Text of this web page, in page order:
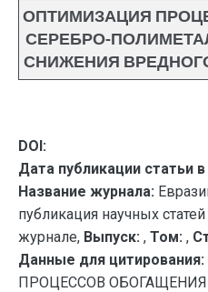
ОПТИМИЗАЦИЯ
СЕРЕБРО-
СНИЖЕНИЯ
DOI:
Дата публикации статьи
Название журнала:
публикация научных
журнале, Выпуск: , Том: ,
Данные для цитирования:
ПРОЦЕССОВ